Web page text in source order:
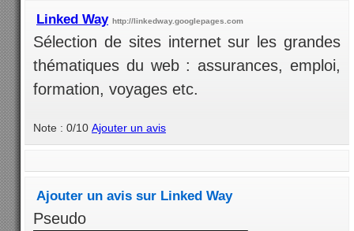
Linked Way http://linkedway.googlepages.com
Sélection de sites internet sur les grandes
thématiques du web : assurances, emploi,
formation, voyages etc.
Note : 0/10 Ajouter un avis
Ajouter un avis sur Linked Way
Pseudo